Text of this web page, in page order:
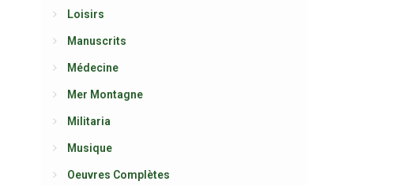
Loisirs
Manuscrits
Médecine
Mer Montagne
Militaria
Musique
Oeuvres Complètes